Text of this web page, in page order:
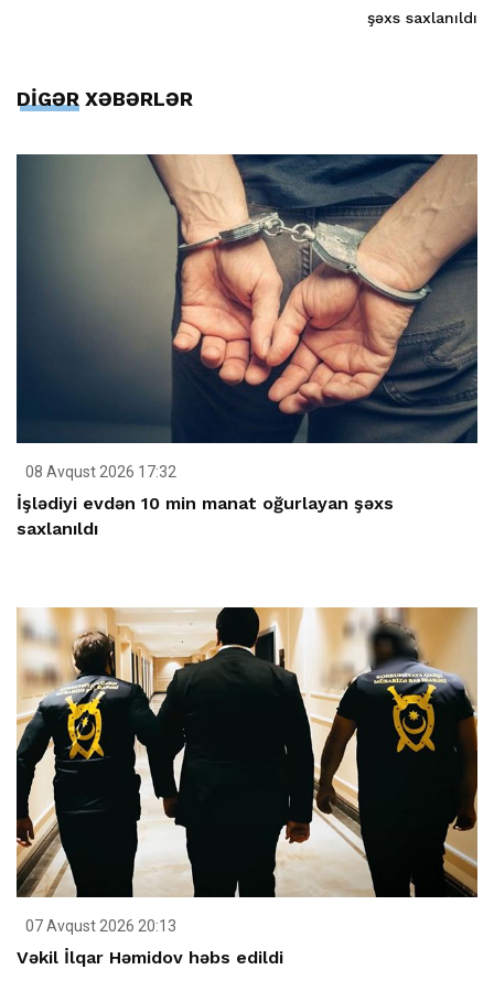
şəxs saxlanıldı
DİGƏR XƏBƏRLƏR
08 Avqust 2026 17:32
İşlədiyi evdən 10 min manat oğurlayan şəxs
saxlanıldı
07 Avqust 2026 20:13
Vəkil İlqar Həmidov həbs edildi